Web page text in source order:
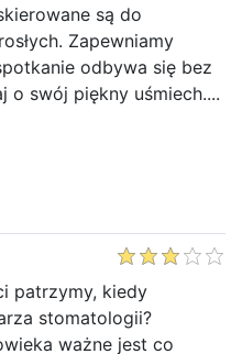
są do
Zapewniamy
odbywa się bez
o swój piękny uśmiech....
patrzymy, kiedy
stomatologii?
ważne jest co